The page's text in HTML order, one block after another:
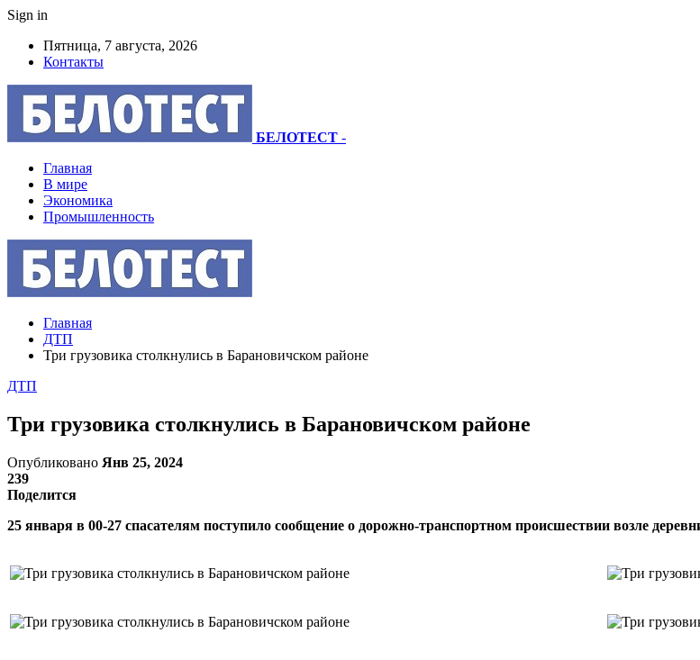
Sign in
Пятница, 7 августа, 2026
Контакты
БЕЛОТЕСТ -
Главная
В мире
Экономика
Промышленность
Главная
ДТП
Три грузовика столкнулись в Барановичском районе
ДТП
Три грузовика столкнулись в Барановичском районе
Опубликовано Янв 25, 2024
239
Поделится
25 января в 00-27 спасателям поступило сообщение о дорожно-транспортном происшествии возле